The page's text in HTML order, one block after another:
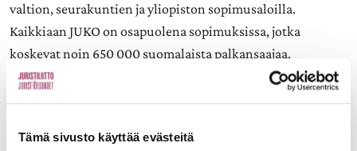
Tämä sivusto käyttää evästeitä
valtion, seurakuntien ja yliopiston sopimusaloilla.
Kaikkiaan JUKO on osapuolena sopimuksissa, jotka
koskevat noin 650 000 suomalaista palkansaajaa.
lisätiedot:
puheenjohtaja Olli Luukkainen, puh. 0500 652 872